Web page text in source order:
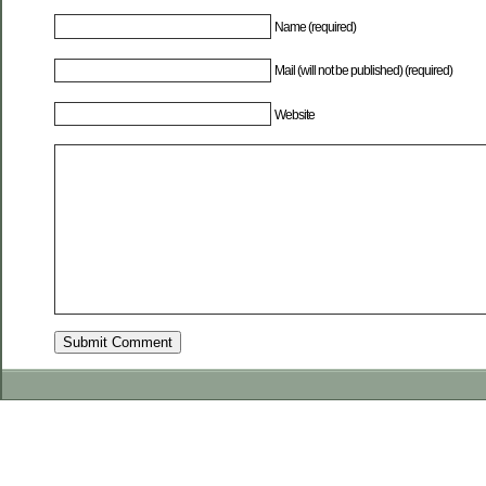
Name (required)
Mail (will not be published) (required)
Website